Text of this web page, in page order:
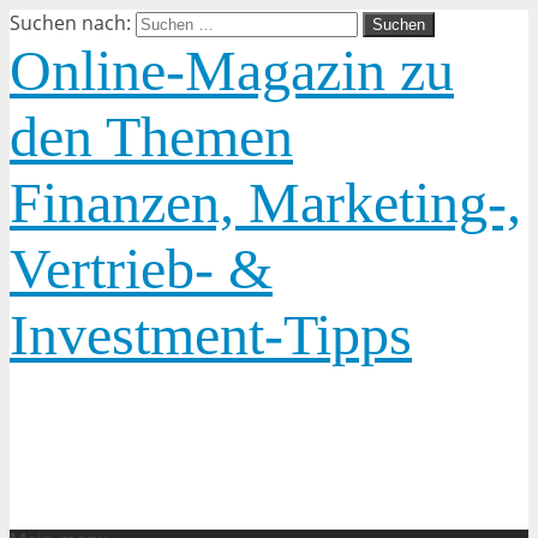
Suchen nach:
Online-Magazin zu
den Themen
Finanzen, Marketing-,
Vertrieb- &
Investment-Tipps